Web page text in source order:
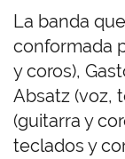
La banda
conformada
y coros),
Absatz (voz,
(guitarra y
teclados y